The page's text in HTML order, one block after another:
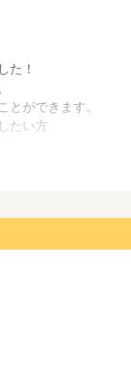
た！
とができます。
たい方